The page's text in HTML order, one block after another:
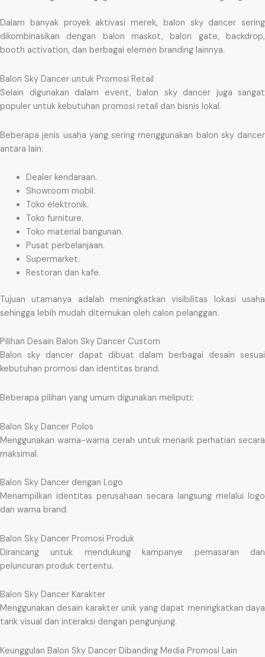
Dalam banyak proyek aktivasi merek, balon sky dancer sering
dikombinasikan dengan balon maskot, balon gate, backdrop,
booth activation, dan berbagai elemen branding lainnya.
Balon Sky Dancer untuk Promosi Retail
Selain digunakan dalam event, balon sky dancer juga sangat
populer untuk kebutuhan promosi retail dan bisnis lokal.
Beberapa jenis usaha yang sering menggunakan balon sky dancer
antara lain:
Dealer kendaraan.
Showroom mobil.
Toko elektronik.
Toko furniture.
Toko material bangunan.
Pusat perbelanjaan.
Supermarket.
Restoran dan kafe.
Tujuan utamanya adalah meningkatkan visibilitas lokasi usaha
sehingga lebih mudah ditemukan oleh calon pelanggan.
Pilihan Desain Balon Sky Dancer Custom
Balon sky dancer dapat dibuat dalam berbagai desain sesuai
kebutuhan promosi dan identitas brand.
Beberapa pilihan yang umum digunakan meliputi:
Balon Sky Dancer Polos
Menggunakan warna-warna cerah untuk menarik perhatian secara
maksimal.
Balon Sky Dancer dengan Logo
Menampilkan identitas perusahaan secara langsung melalui logo
dan warna brand.
Balon Sky Dancer Promosi Produk
Dirancang untuk mendukung kampanye pemasaran dan
peluncuran produk tertentu.
Balon Sky Dancer Karakter
Menggunakan desain karakter unik yang dapat meningkatkan daya
tarik visual dan interaksi dengan pengunjung.
Keunggulan Balon Sky Dancer Dibanding Media Promosi Lain